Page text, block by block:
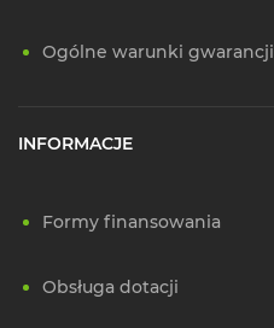
Ogólne warunki gwarancji
INFORMACJE
Formy finansowania
Obsługa dotacji